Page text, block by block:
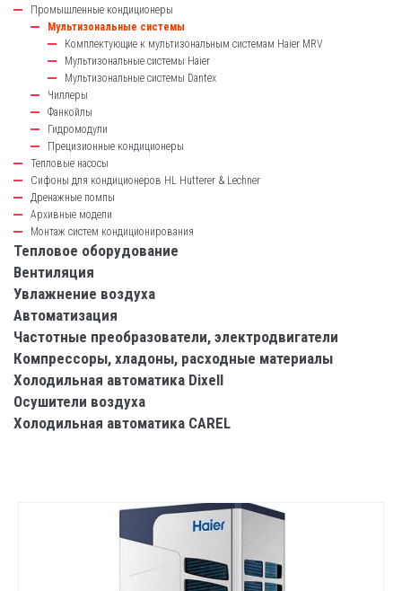
Промышленные кондиционеры
Мультизональные системы
Комплектующие к мультизональным системам Haier MRV
Мультизональные системы Haier
Мультизональные системы Dantex
Чиллеры
Фанкойлы
Гидромодули
Прецизионные кондиционеры
Тепловые насосы
Сифоны для кондиционеров HL Hutterer & Lechner
Дренажные помпы
Архивные модели
Монтаж систем кондиционирования
Тепловое оборудование
Вентиляция
Увлажнение воздуха
Автоматизация
Частотные преобразователи, электродвигатели
Компрессоры, хладоны, расходные материалы
Холодильная автоматика Dixell
Осушители воздуха
Холодильная автоматика CAREL